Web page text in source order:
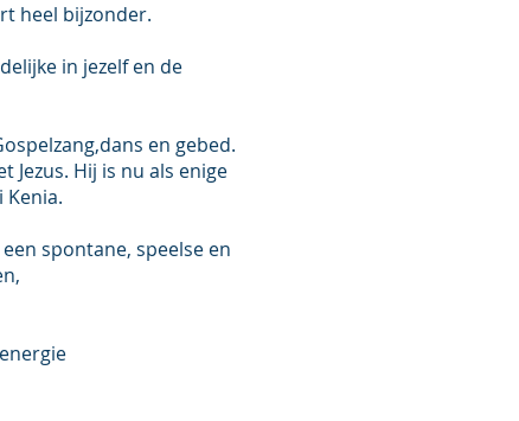
heel bijzonder.
in jezelf en de
en gebed.
Jezus. Hij is nu als enige
spontane, speelse en